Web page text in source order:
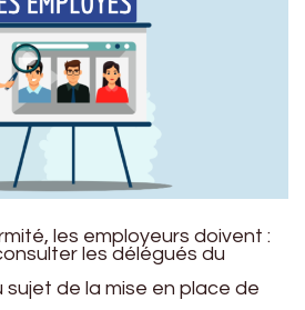
les employeurs doivent :
les délégués du
sujet de la mise en place de